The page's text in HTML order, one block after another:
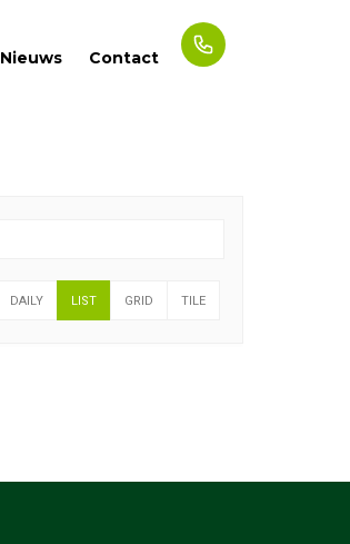
Nieuws Contact
DAILY LIST GRID TILE